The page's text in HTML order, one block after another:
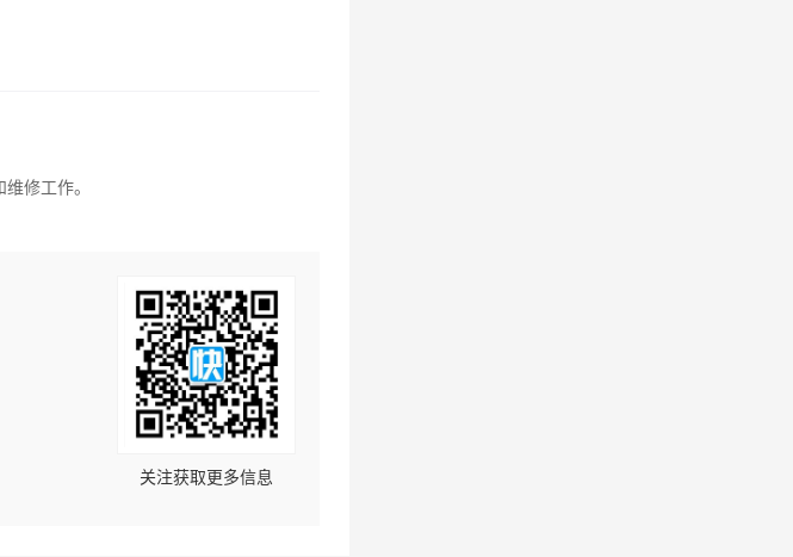
修工作。
关注获取更多信息